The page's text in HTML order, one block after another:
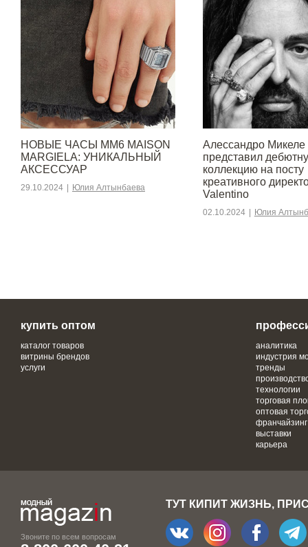
НОВЫЕ ЧАСЫ MM6 MAISON
MARGIELA: УНИКАЛЬНЫЙ
АКСЕССУАР
29.10.2024 Юлия Алтынбаева
Алессандро Микеле
представил
коллекцию на посту
креативного
Valentino
02.10.2024 Юлия
купить оптом
каталог товаров
витрины брендов
услуги
аналитика
индустрия
тренды
технологии
торговая
оптовая
франчайзинг
выставки
карьера
Звоните по всем вопросам
ТУТ КИПИТ ЖИЗНЬ,